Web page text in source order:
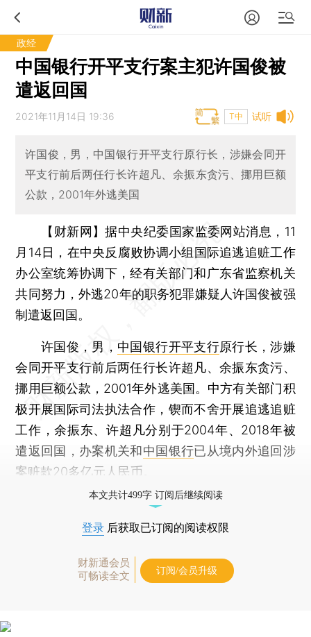
政经
中国银行开平支行案主犯许国俊被
遣返回国
试听
2021年11月14日 19:36 T中
许国俊，男，中国银行开平支行原行长，涉嫌会同开
平支行前后两任行长许超凡、余振东贪污、挪用巨额
公款，2001年外逃美国
【财新网】据中央纪委国家监委网站消息，11
月14日，在中央反腐败协调小组国际追逃追赃工作
办公室统筹协调下，经有关部门和广东省监察机关
共同努力，外逃20年的职务犯罪嫌疑人许国俊被强
制遣返回国。
许国俊，男， 中国银行开平支行原行长，涉嫌
会同开平支行前后两任行长许超凡、余振东贪污、
挪用巨额公款，2001年外逃美国。中方有关部门积
极开展国际司法执法合作，锲而不舍开展追逃追赃
工作，余振东、许超凡分别于2004年、2018年被
遣返回国，办案机关和中国银行已从境内外追回涉
案赃款20多亿元人民币。
本文共计499字 订阅后继续阅读
登录 后获取已订阅的阅读权限
财新通会员
可畅读全文
订阅/会员升级